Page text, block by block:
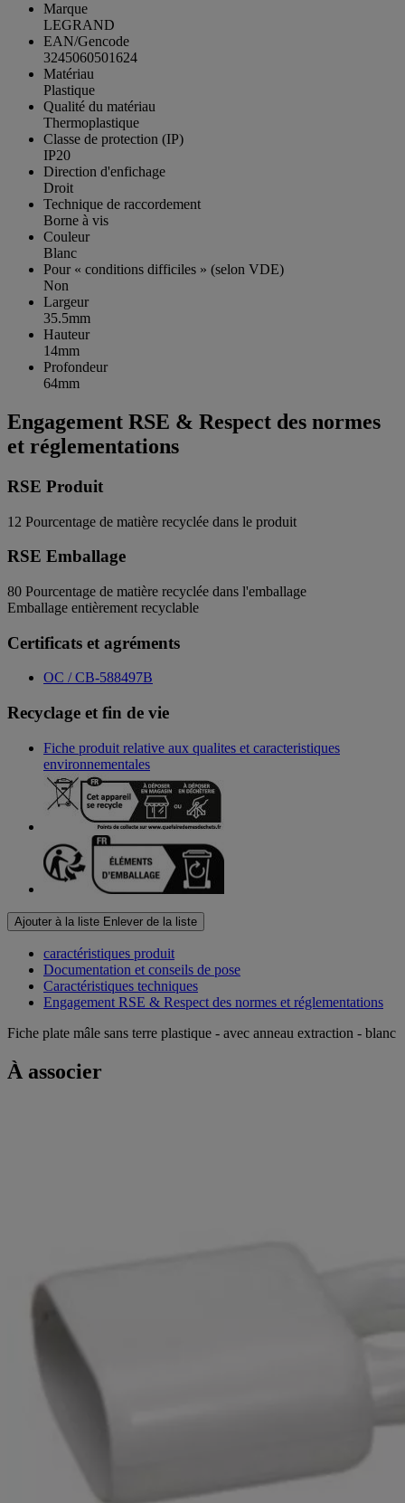
Marque
LEGRAND
EAN/Gencode
3245060501624
Matériau
Plastique
Qualité du matériau
Thermoplastique
Classe de protection (IP)
IP20
Direction d'enfichage
Droit
Technique de raccordement
Borne à vis
Couleur
Blanc
Pour « conditions difficiles » (selon VDE)
Non
Largeur
35.5mm
Hauteur
14mm
Profondeur
64mm
Engagement RSE & Respect des normes
et réglementations
RSE Produit
12 Pourcentage de matière recyclée dans le produit
RSE Emballage
80 Pourcentage de matière recyclée dans l'emballage
Emballage entièrement recyclable
Certificats et agréments
OC / CB-588497B
Recyclage et fin de vie
Fiche produit relative aux qualites et caracteristiques
environnementales
Ajouter à la liste Enlever de la liste
caractéristiques produit
Documentation et conseils de pose
Caractéristiques techniques
Engagement RSE & Respect des normes et réglementations
Fiche plate mâle sans terre plastique - avec anneau extraction - blanc
À associer